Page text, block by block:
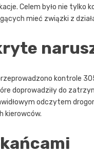
Celem było nie
mieć związki z
kontrole
doprowadziły do
odczytem
kierowców.